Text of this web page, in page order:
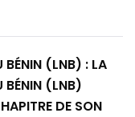
BÉNIN (LNB) : LA
BÉNIN (LNB)
DE SON